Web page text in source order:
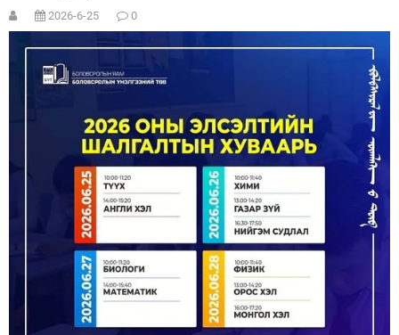
2026-6-25 0